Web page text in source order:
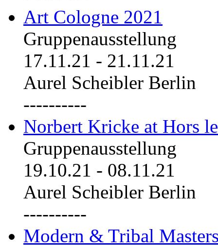
Art Cologne 2021
Gruppenausstellung
17.11.21 - 21.11.21
Aurel Scheibler Berlin
----------
Norbert Kricke at Hors
Gruppenausstellung
19.10.21 - 08.11.21
Aurel Scheibler Berlin
----------
Modern & Tribal